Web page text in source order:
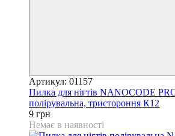
Артикул: 01157
Пилка для нігтів NANOCODE
полірувальна, тристороння К12
9 грн
Немає в наявності